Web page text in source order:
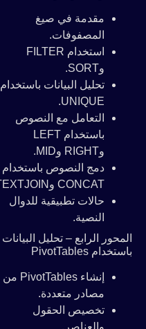
مقدمة في صيغ
المصفوفات.
استخدام FILTER
وSORT.
تحليل البيانات باستخدام
UNIQUE.
التعامل مع النصوص
باستخدام LEFT
وRIGHT وMID.
دمج النصوص باستخدام
CONCAT وTEXTJOIN.
حالات تطبيقية للدوال
النصية.
المحور الرابع – تحليل البيانات
باستخدام PivotTables
إنشاء PivotTables من
مصادر متعددة.
تخصيص الحقول
والعناصر.